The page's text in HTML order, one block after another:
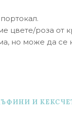
цвете/роза от
но може да се
И